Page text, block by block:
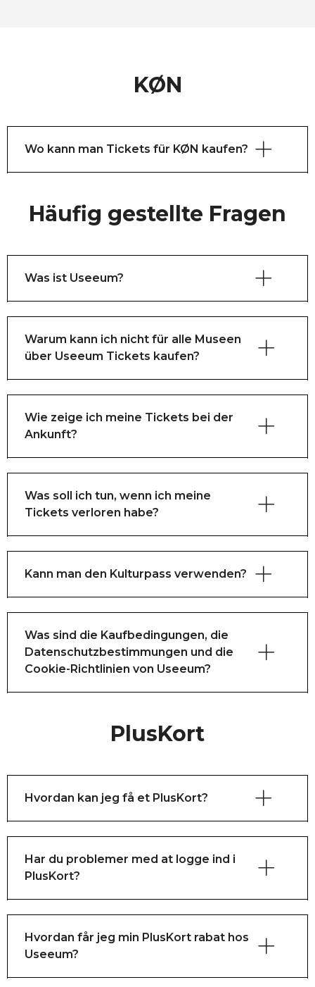
KØN
Wo kann man Tickets für KØN kaufen?
Museen sowie ähnliche Einrichtungen hier auf
der Ticketseite von Useeum kaufen.
Häufig gestellte Fragen
Was ist Useeum?
Warum kann ich nicht für alle Museen
über Useeum Tickets kaufen?
Das Ticketportal ist neu, und wir arbeiten
daran, alle dänischen Museen einzubinden.
kaufen, die du hier siehst, aber wir hoffen, dass
du in Zukunft Tickets für noch mehr Museen
erwerben kannst.
Wie zeige ich meine Tickets bei der
Ankunft?
Was soll ich tun, wenn ich meine
Tickets verloren habe?
Kann man den Kulturpass verwenden?
Was sind die Kaufbedingungen, die
Datenschutzbestimmungen und die
Cookie-Richtlinien von Useeum?
Datenschutzbestimmungen.
PlusKort
Hvordan kan jeg få et PlusKort?
App Store Google Play
Har du problemer med at logge ind i
PlusKort?
info@pluskort.dk
Hvordan får jeg min PlusKort rabat hos
Useeum?